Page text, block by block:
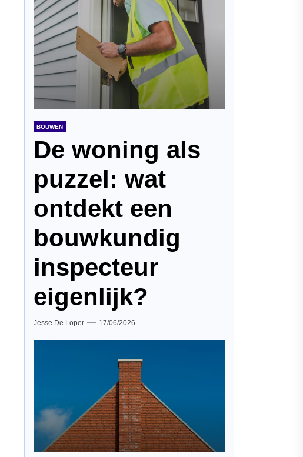
BOUWEN
De woning als
puzzel: wat
ontdekt een
bouwkundig
inspecteur
eigenlijk?
Jesse De Loper 17/06/2026